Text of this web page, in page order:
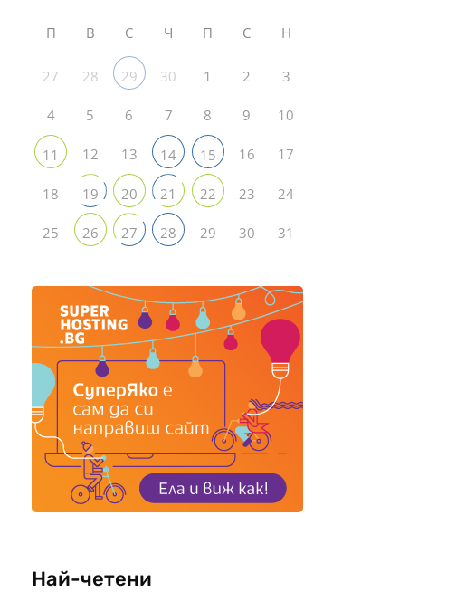
П В С Ч П С Н
27 28 29 30 1 2 3
4 5 6 7 8 9 10
11 12 13 14 15 16 17
18 19 20 21 22 23 24
25 26 27 28 29 30 31
Най-четени